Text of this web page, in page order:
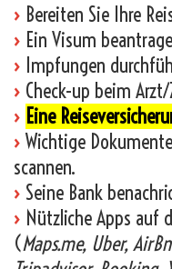
› Bereiten Sie Ihre
› Ein Visum
› Impfungen
› Check-up beim
› Eine
› Wichtige
scannen.
› Seine Bank
› Nützliche Apps auf
(Maps.me, Uber,